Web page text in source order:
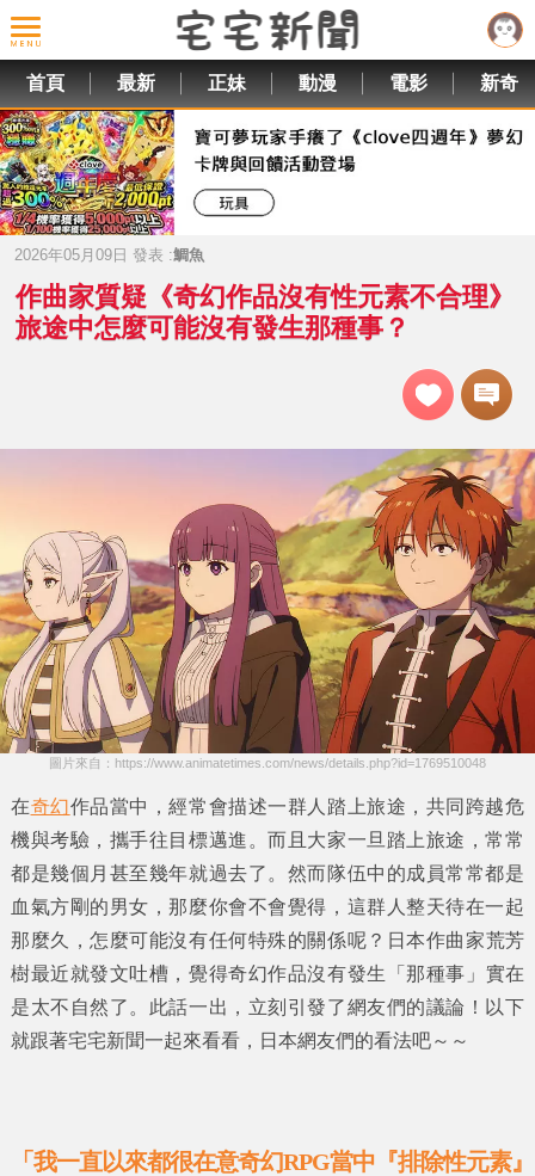
首頁 最新 正妹 動漫 電影 新奇
2026年05月09日 發表 :鯛魚
作曲家質疑《奇幻作品沒有性元素不合理》
旅途中怎麼可能沒有發生那種事？
圖片來自：https://www.animatetimes.com/news/details.php?id=1769510048
在奇幻作品當中，經常會描述一群人踏上旅途，共同跨越危
機與考驗，攜手往目標邁進。而且大家一旦踏上旅途，常常
都是幾個月甚至幾年就過去了。然而隊伍中的成員常常都是
血氣方剛的男女，那麼你會不會覺得，這群人整天待在一起
那麼久，怎麼可能沒有任何特殊的關係呢？日本作曲家荒芳
樹最近就發文吐槽，覺得奇幻作品沒有發生 「那種事」 實在
是太不自然了。此話一出，立刻引發了網友們的議論！以下
就跟著宅宅新聞一起來看看，日本網友們的看法吧～～
「我一直以來都很在意奇幻RPG當中『排除性元素』